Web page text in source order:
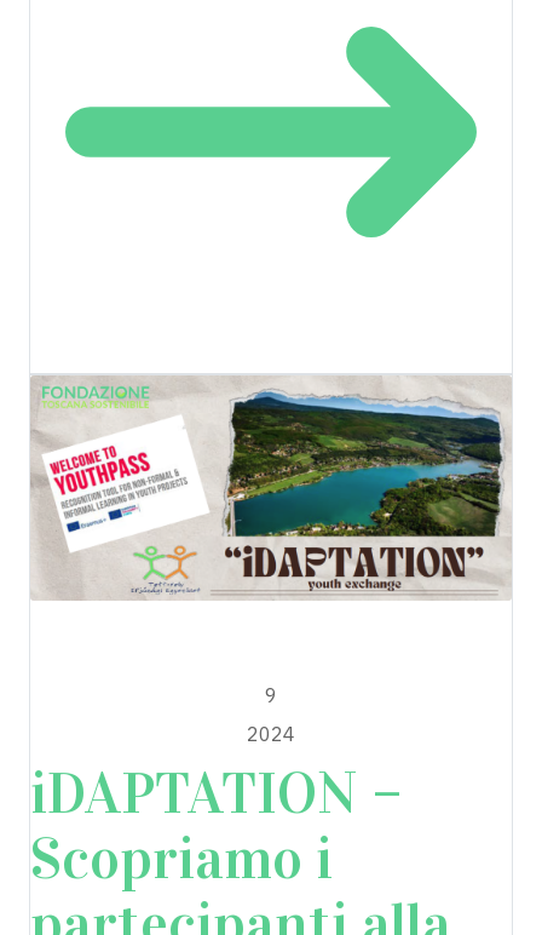
9
2024
iDAPTATION –
Scopriamo i